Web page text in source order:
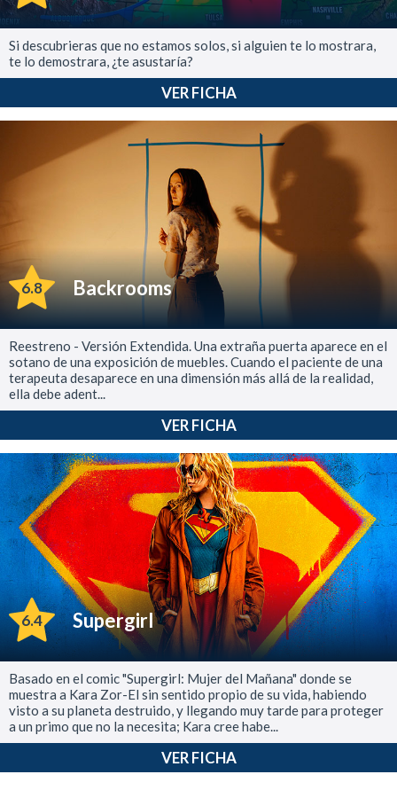
Si descubrieras que no estamos solos, si alguien te lo mostrara,
te lo demostrara, ¿te asustaría?
VER FICHA
6.8 Backrooms
Reestreno - Versión Extendida. Una extraña puerta aparece en el
sotano de una exposición de muebles. Cuando el paciente de una
terapeuta desaparece en una dimensión más allá de la realidad,
ella debe adent...
VER FICHA
6.4 Supergirl
Basado en el comic "Supergirl: Mujer del Mañana" donde se
muestra a Kara Zor-El sin sentido propio de su vida, habiendo
visto a su planeta destruido, y llegando muy tarde para proteger
a un primo que no la necesita; Kara cree habe...
VER FICHA